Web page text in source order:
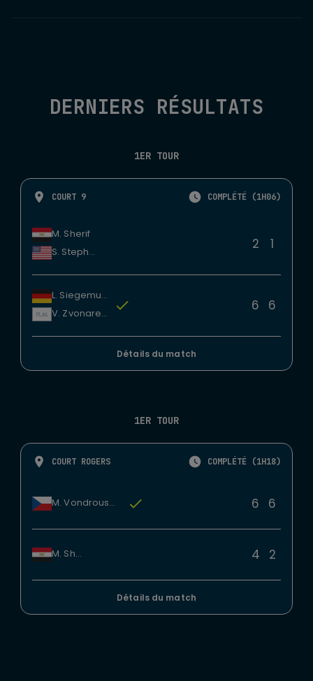
DERNIERS RÉSULTATS
1ER TOUR
COURT 9 COMPLÉTÉ (1H06)
M. Sherif
S. Stephens
2 1
L. Siegemund
V. Zvonareva
6 6
Détails du match
1ER TOUR
COURT ROGERS COMPLÉTÉ (1H18)
M. Vondrousova 6 6
M. Sherif 4 2
Détails du match